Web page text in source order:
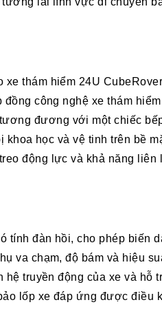
thám hiểm 24U
công nghệ xe thám
đương với một chiếc
học và vệ tinh trên bề
động lực và khả năng
tính đàn hồi, cho phép biến
va chạm, độ bám và hiệu
truyền động của xe và hỗ
lốp xe đáp ứng được điều